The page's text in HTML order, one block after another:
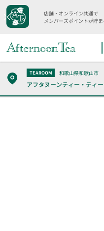
店舗・オンライン共通で
メンバーズポイントが貯ま
TEAROOM 和歌山県和歌山市
アフタヌーンティー・ティ